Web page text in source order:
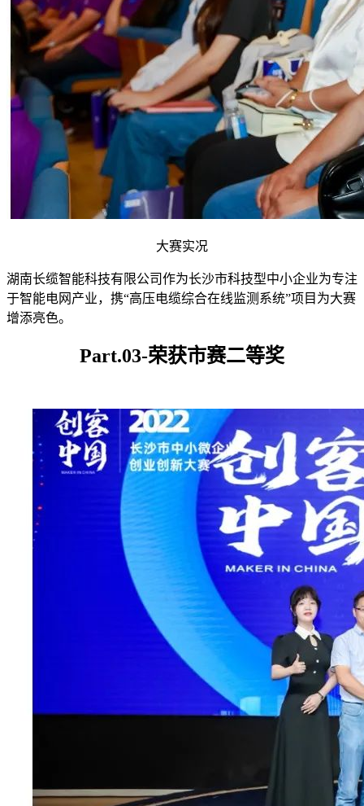
大赛实况
湖南长缆智能科技有限公司作为长沙市科技型中小企业为专注
于智能电网产业，携“高压电缆综合在线监测系统”项目为大赛
增添亮色。
Part.03-荣获市赛二等奖